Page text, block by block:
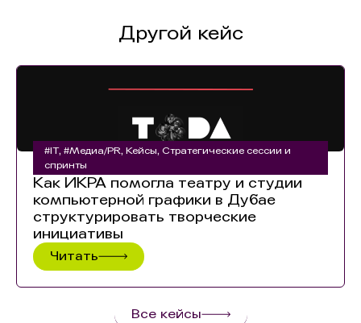
Другой кейс
#IT, #Медиа/PR, Кейсы, Стратегические сессии и
спринты
Как ИКРА помогла театру и студии
компьютерной графики в Дубае
структурировать творческие
инициативы
Читать
Все кейсы